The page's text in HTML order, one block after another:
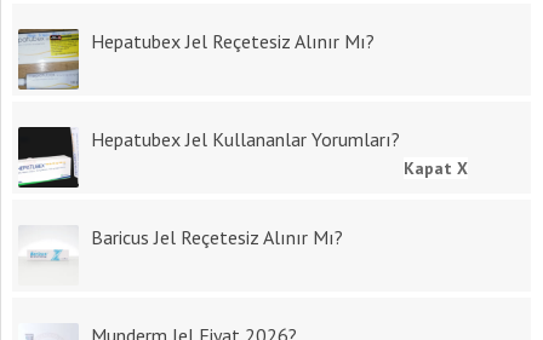
Hepatubex Jel Reçetesiz Alınır Mı?
Hepatubex Jel Kullananlar Yorumları?
Baricus Jel Reçetesiz Alınır Mı?
Kapat X